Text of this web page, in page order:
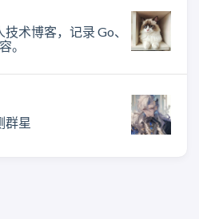
术博客，记录 Go、
。
群星